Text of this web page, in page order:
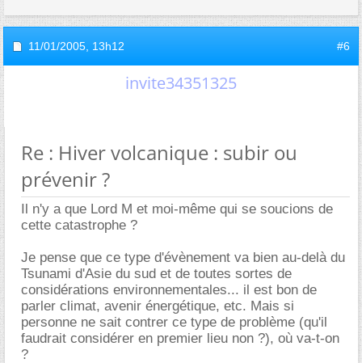
11/01/2005, 13h12 #6
invite34351325
Re : Hiver volcanique : subir ou
prévenir ?
Il n'y a que Lord M et moi-même qui se soucions de
cette catastrophe ?
Je pense que ce type d'évènement va bien au-delà du
Tsunami d'Asie du sud et de toutes sortes de
considérations environnementales... il est bon de
parler climat, avenir énergétique, etc. Mais si
personne ne sait contrer ce type de problème (qu'il
faudrait considérer en premier lieu non ?), où va-t-on
?